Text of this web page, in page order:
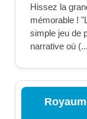
Hissez la
mémorable !
simple jeu de
narrative où